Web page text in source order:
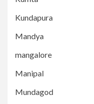
Kundapura
Mandya
mangalore
Manipal
Mundagod